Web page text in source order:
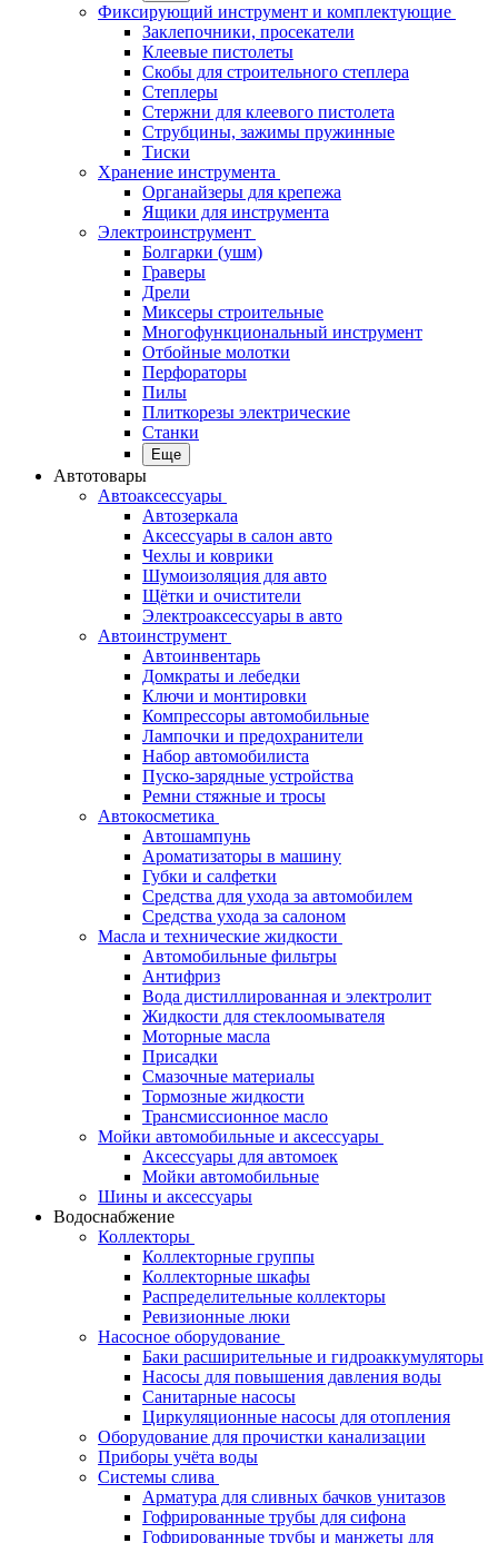
Фиксирующий инструмент и комплектующие
Заклепочники, просекатели
Клеевые пистолеты
Скобы для строительного степлера
Степлеры
Стержни для клеевого пистолета
Струбцины, зажимы пружинные
Тиски
Хранение инструмента
Органайзеры для крепежа
Ящики для инструмента
Электроинструмент
Болгарки (ушм)
Граверы
Дрели
Миксеры строительные
Многофункциональный инструмент
Отбойные молотки
Перфораторы
Пилы
Плиткорезы электрические
Станки
Еще
Автотовары
Автоаксессуары
Автозеркала
Аксессуары в салон авто
Чехлы и коврики
Шумоизоляция для авто
Щётки и очистители
Электроаксессуары в авто
Автоинструмент
Автоинвентарь
Домкраты и лебедки
Ключи и монтировки
Компрессоры автомобильные
Лампочки и предохранители
Набор автомобилиста
Пуско-зарядные устройства
Ремни стяжные и тросы
Автокосметика
Автошампунь
Ароматизаторы в машину
Губки и салфетки
Средства для ухода за автомобилем
Средства ухода за салоном
Масла и технические жидкости
Автомобильные фильтры
Антифриз
Вода дистиллированная и электролит
Жидкости для стеклоомывателя
Моторные масла
Присадки
Смазочные материалы
Тормозные жидкости
Трансмиссионное масло
Мойки автомобильные и аксессуары
Аксессуары для автомоек
Мойки автомобильные
Шины и аксессуары
Водоснабжение
Коллекторы
Коллекторные группы
Коллекторные шкафы
Распределительные коллекторы
Ревизионные люки
Насосное оборудование
Баки расширительные и гидроаккумуляторы
Насосы для повышения давления воды
Санитарные насосы
Циркуляционные насосы для отопления
Оборудование для прочистки канализации
Приборы учёта воды
Системы слива
Арматура для сливных бачков унитазов
Гофрированные трубы для сифона
Гофрированные трубы и манжеты для